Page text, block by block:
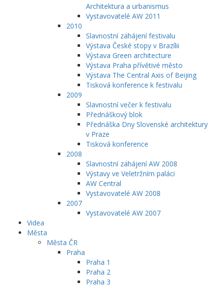
Architektura a urbanismus
Vystavovatelé AW 2011
2010
Slavnostní zahájení festivalu
Výstava České stopy v Brazílii
Výstava Green architecture
Výstava Praha přívětivé město
Výstava The Central Axis of Beijing
Tisková konference k festivalu
2009
Slavnostní večer k festivalu
Přednáškový blok
Přednáška Dny Slovenské architektury
v Praze
Tisková konference
2008
Slavnostní zahájení AW 2008
Výstavy ve Veletržním paláci
AW Central
Vystavovatelé AW 2008
2007
Vystavovatelé AW 2007
Videa
Města
Města ČR
Praha
Praha 1
Praha 2
Praha 3